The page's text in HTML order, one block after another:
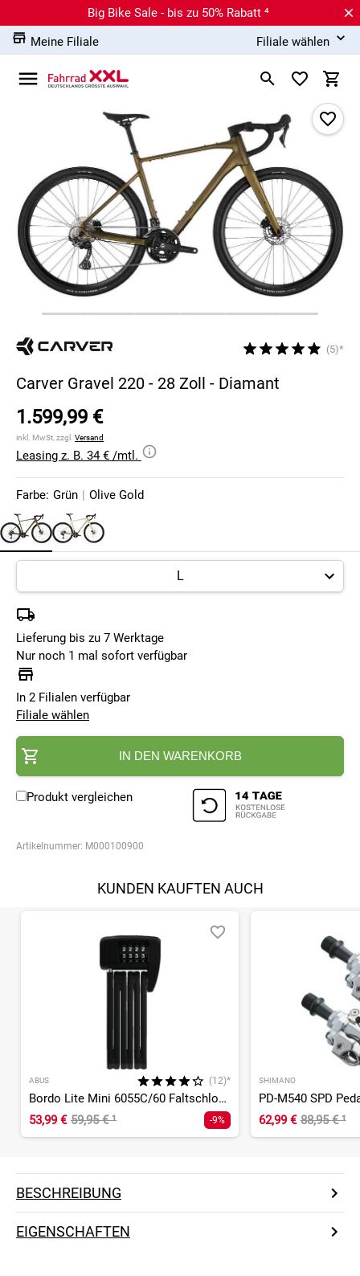
Big Bike Sale - bis zu 50% Rabatt ⁴
Meine Filiale
Filiale wählen
(5)*
Carver Gravel 220 - 28 Zoll - Diamant
1.599,99 €
inkl. MwSt, zzgl. Versand
Leasing z. B. 34 € /mtl.
Farbe: Grün | Olive Gold
Lieferung bis zu 7 Werktage
Nur noch 1 mal sofort verfügbar
In 2 Filialen verfügbar
Filiale wählen
IN DEN WARENKORB
Produkt vergleichen
Artikelnummer: M000100900
KUNDEN KAUFTEN AUCH
ABUS (12)*
Bordo Lite Mini 6055C/60 Faltschloss
53,99 € 59,95 €¹ -9%
SHIMANO
PD-M540 SPD
62,99 € 88,95 €¹
BESCHREIBUNG
EIGENSCHAFTEN